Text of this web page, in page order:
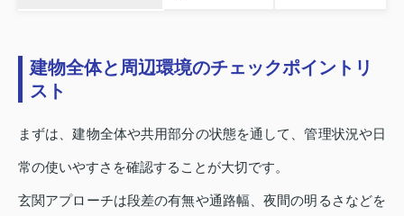
建物全体と周辺環境のチェックポイントリ
スト
まずは、建物全体や共用部分の状態を通して、管理状況や日
常の使いやすさを確認することが大切です。
玄関アプローチは段差の有無や通路幅、夜間の明るさなどを